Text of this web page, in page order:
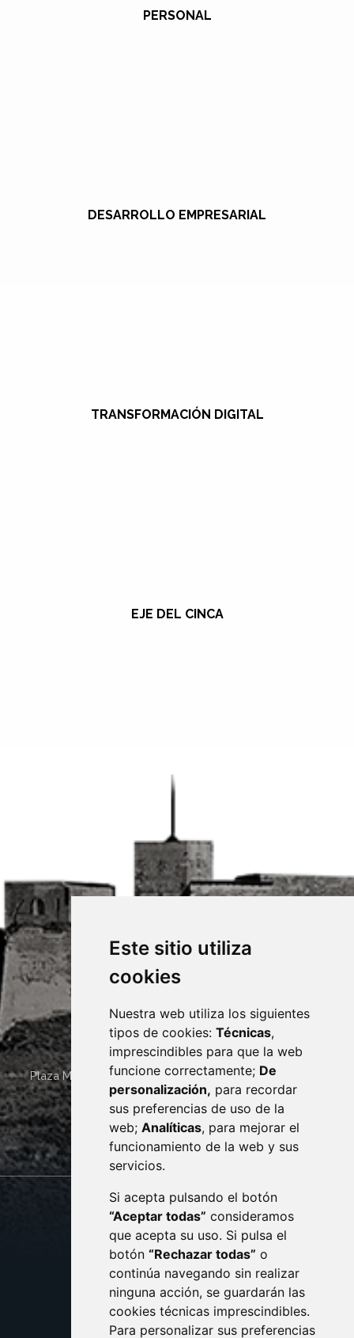
Este sitio utiliza
cookies
Nuestra web utiliza los siguientes
tipos de cookies: Técnicas,
imprescindibles para que la web
funcione correctamente; De
personalización, para recordar
sus preferencias de uso de la
web; Analíticas, para mejorar el
funcionamiento de la web y sus
servicios.
Si acepta pulsando el botón
“Aceptar todas” consideramos
que acepta su uso. Si pulsa el
botón “Rechazar todas” o
continúa navegando sin realizar
ninguna acción, se guardarán las
cookies técnicas imprescindibles.
Para personalizar sus preferencias
PERSONAL
DESARROLLO EMPRESARIAL
TRANSFORMACIÓN DIGITAL
EJE DEL CINCA
Plaza Mayor 4 22400 MONZÓN - ARAGÓN (ESPAÑA)
· (34) 974 400 700 ·
sac@monzon.es
monzon.es
CONTACTO
AVISO LEGAL
PROTECCIÓN DE DATOS
POLÍTICA DE COOKIES
ACCESIBILIDAD
ENLACE EXTERNO AL